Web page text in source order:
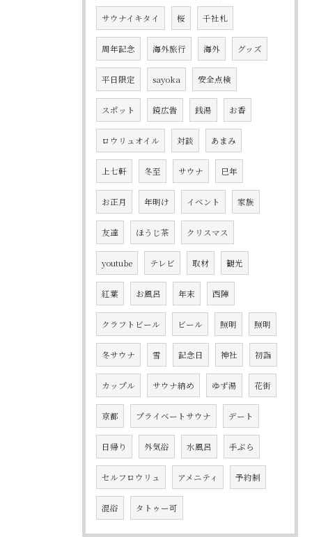
サウナイキタイ 桜 千社札
周年記念 海外旅行 海外 グッズ
平日限定 sayoka 安全点検
スポット 鏡広告 銭湯 お香
ロウリュオイル 対談 あまみ
上七軒 冬至 サウナ 巳年
お正月 年明け イベント 家族
友達 ほうじ茶 クリスマス
youtube テレビ 取材 観光
紅葉 お風呂 年末 西陣
クラフトビール ビール 照明 照明
冬サウナ 雪 記念日 神社 初詣
カップル サウナ納め ゆず湯 花街
京都 プライベートサウナ デート
日帰り 外気浴 水風呂 手ぶら
セルフロウリュ アメニティ 予約制
混浴 タトゥー可